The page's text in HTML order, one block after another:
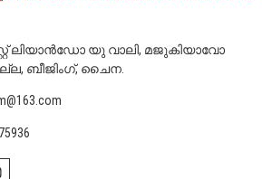
ലിയാൻഡോ യു വാലി, മജുകിയാവോ
ബീജിംഗ്, ചൈന.